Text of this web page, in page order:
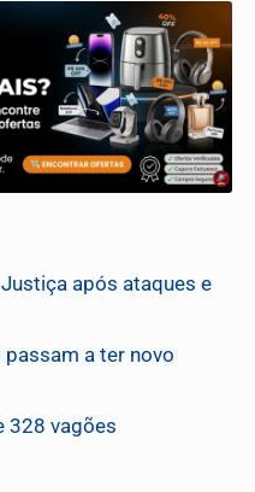
após ataques e
a ter novo
328 vagões